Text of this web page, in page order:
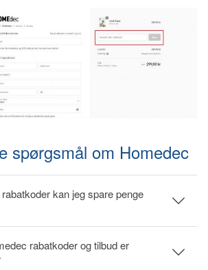
spørgsmål om Homedec
kan jeg spare penge
rabatkoder og tilbud er